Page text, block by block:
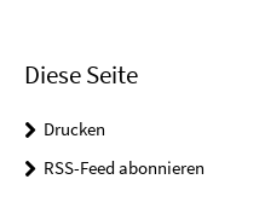
Diese Seite
Drucken
RSS-Feed abonnieren